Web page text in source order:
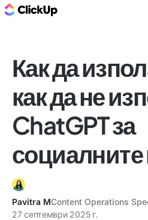
Как да
как да не
ChatGPT за
Pavitra MContent Operations
27 септември 2025 г.